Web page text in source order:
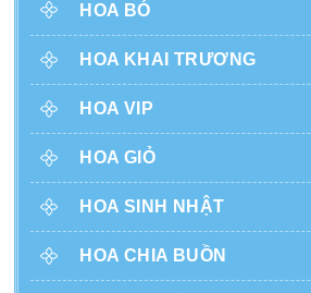
HOA BÓ
HOA KHAI TRƯƠNG
HOA VIP
HOA GIỎ
HOA SINH NHẬT
HOA CHIA BUỒN